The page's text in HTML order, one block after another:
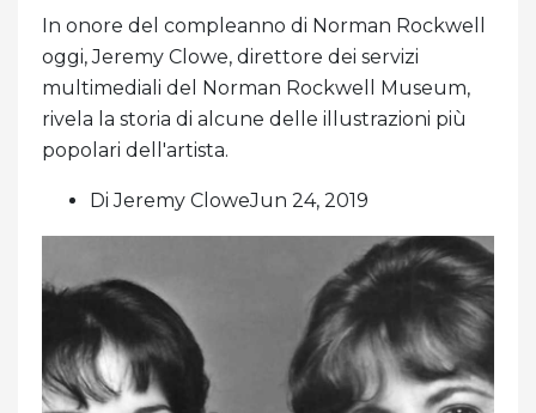
In onore del compleanno di Norman Rockwell
oggi, Jeremy Clowe, direttore dei servizi
multimediali del Norman Rockwell Museum,
rivela la storia di alcune delle illustrazioni più
popolari dell'artista.
Di Jeremy CloweJun 24, 2019